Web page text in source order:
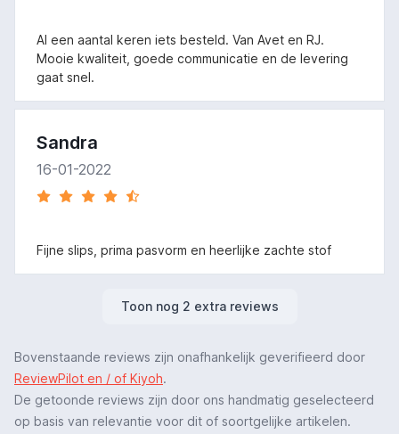
Al een aantal keren iets besteld. Van Avet en RJ.
Mooie kwaliteit, goede communicatie en de levering
gaat snel.
Sandra
16-01-2022
Fijne slips, prima pasvorm en heerlijke zachte stof
Toon nog 2 extra reviews
Bovenstaande reviews zijn onafhankelijk geverifieerd door
ReviewPilot en / of Kiyoh.
De getoonde reviews zijn door ons handmatig geselecteerd
op basis van relevantie voor dit of soortgelijke artikelen.